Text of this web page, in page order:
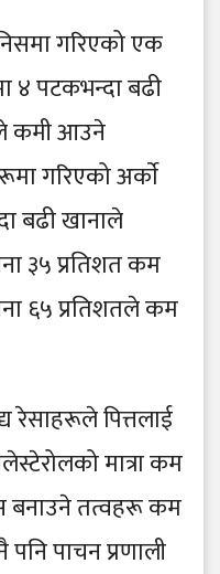
गरिएको एक
४ पटकभन्दा बढी
कमी आउने
गरिएको अर्काे
बढी खानाले
३५ प्रतिशत कम
६५ प्रतिशतले कम
पित्तलाई
मात्रा कम
बनाउने तत्वहरू कम
पाचन प्रणाली